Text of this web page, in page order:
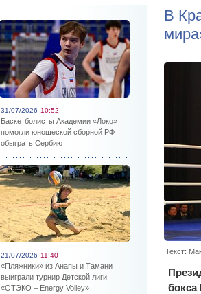
31/07/2026 10:52
Баскетболисты Академии «Локо»
помогли юношеской сборной РФ
обыграть Сербию
21/07/2026 11:40
«Пляжники» из Анапы и Тамани
выиграли турнир Детской лиги
«ОТЭКО – Energy Volley»
В
Текст:
бокса